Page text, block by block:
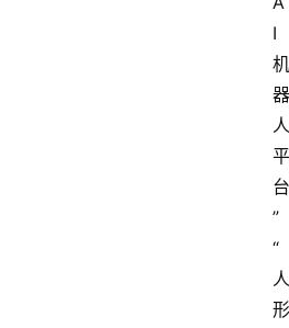
I
机
器
人
平
台
”
“
人
形